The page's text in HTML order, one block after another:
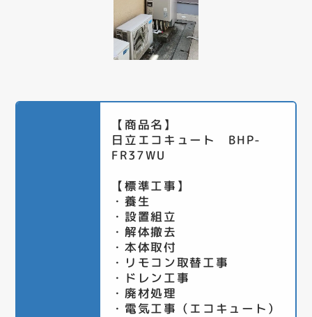
【商品名】
日立エコキュート BHP-
FR37WU
【標準工事】
・養生
・設置組立
・解体撤去
・本体取付
・リモコン取替工事
・ドレン工事
・廃材処理
・電気工事（エコキュート）